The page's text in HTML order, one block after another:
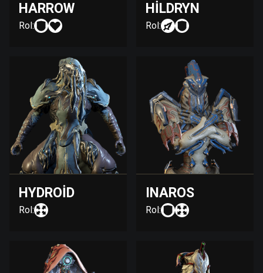
HARROW
Rol:
HILDRYN
Rol:
HYDROID
Rol:
INAROS
Rol: